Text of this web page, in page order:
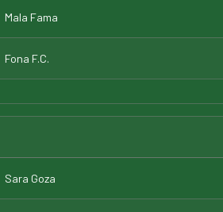
Mala Fama
Fona F.C.
Sara Goza